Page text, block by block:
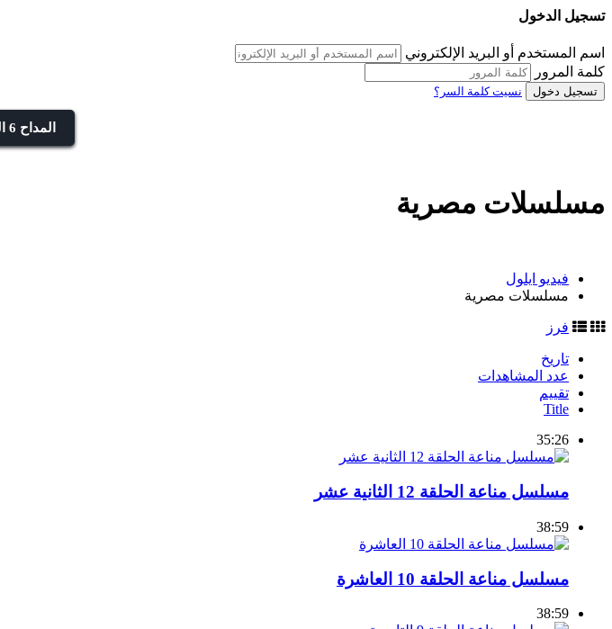
تسجيل الدخول
اسم المستخدم أو البريد الإلكتروني
كلمة المرور
تسجيل دخول نسيت كلمة السر؟
المداح 6 الحلقة 7
مسلسلات مصرية
فيديو ايلول
مسلسلات مصرية
فرز
تاريخ
عدد المشاهدات
تقييم
Title
35:26
مسلسل مناعة الحلقة 12 الثانية عشر
38:59
مسلسل مناعة الحلقة 10 العاشرة
38:59